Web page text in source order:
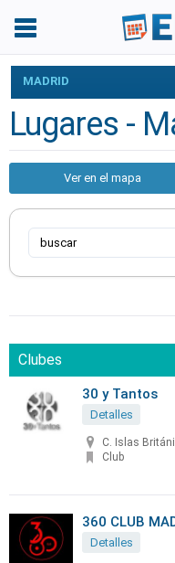
MADRID
Lugares -
Ver en el mapa
buscar
Clubes
30 y Tantos
Detalles
C. Islas
Club
360 CLUB
Detalles